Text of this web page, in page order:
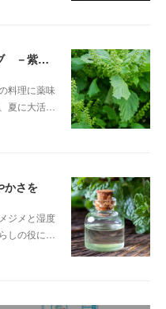
夏の食卓に欠かせない日本のハーブ －紫蘇（しそ）－
料理に薬味
夏に大活…
かさを
ジメと湿度
しの役に…